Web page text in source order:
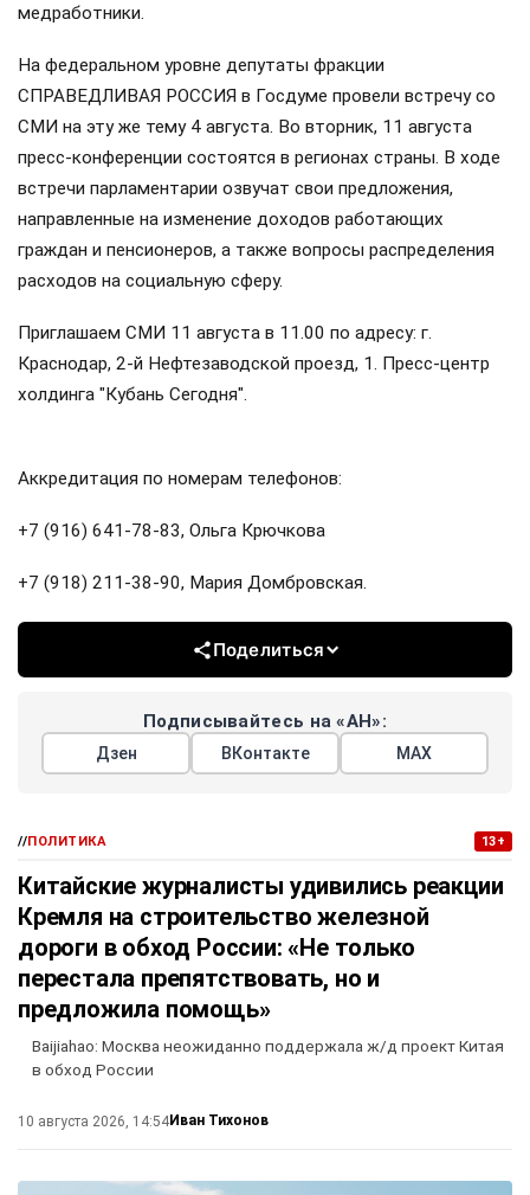
медработники.
На федеральном уровне депутаты фракции
СПРАВЕДЛИВАЯ РОССИЯ в Госдуме провели встречу со
СМИ на эту же тему 4 августа. Во вторник, 11 августа
пресс-конференции состоятся в регионах страны. В ходе
встречи парламентарии озвучат свои предложения,
направленные на изменение доходов работающих
граждан и пенсионеров, а также вопросы распределения
расходов на социальную сферу.
Приглашаем СМИ 11 августа в 11.00 по адресу: г.
Краснодар, 2-й Нефтезаводской проезд, 1. Пресс-центр
холдинга "Кубань Сегодня".
Аккредитация по номерам телефонов:
+7 (916) 641-78-83, Ольга Крючкова
+7 (918) 211-38-90, Мария Домбровская.
Поделиться
Подписывайтесь на «АН»:
Дзен ВКонтакте МАХ
//ПОЛИТИКА 13+
Китайские журналисты удивились реакции
Кремля на строительство железной
дороги в обход России: «Не только
перестала препятствовать, но и
предложила помощь»
Baijiahao: Москва неожиданно поддержала ж/д проект Китая
в обход России
10 августа 2026, 14:54Иван Тихонов